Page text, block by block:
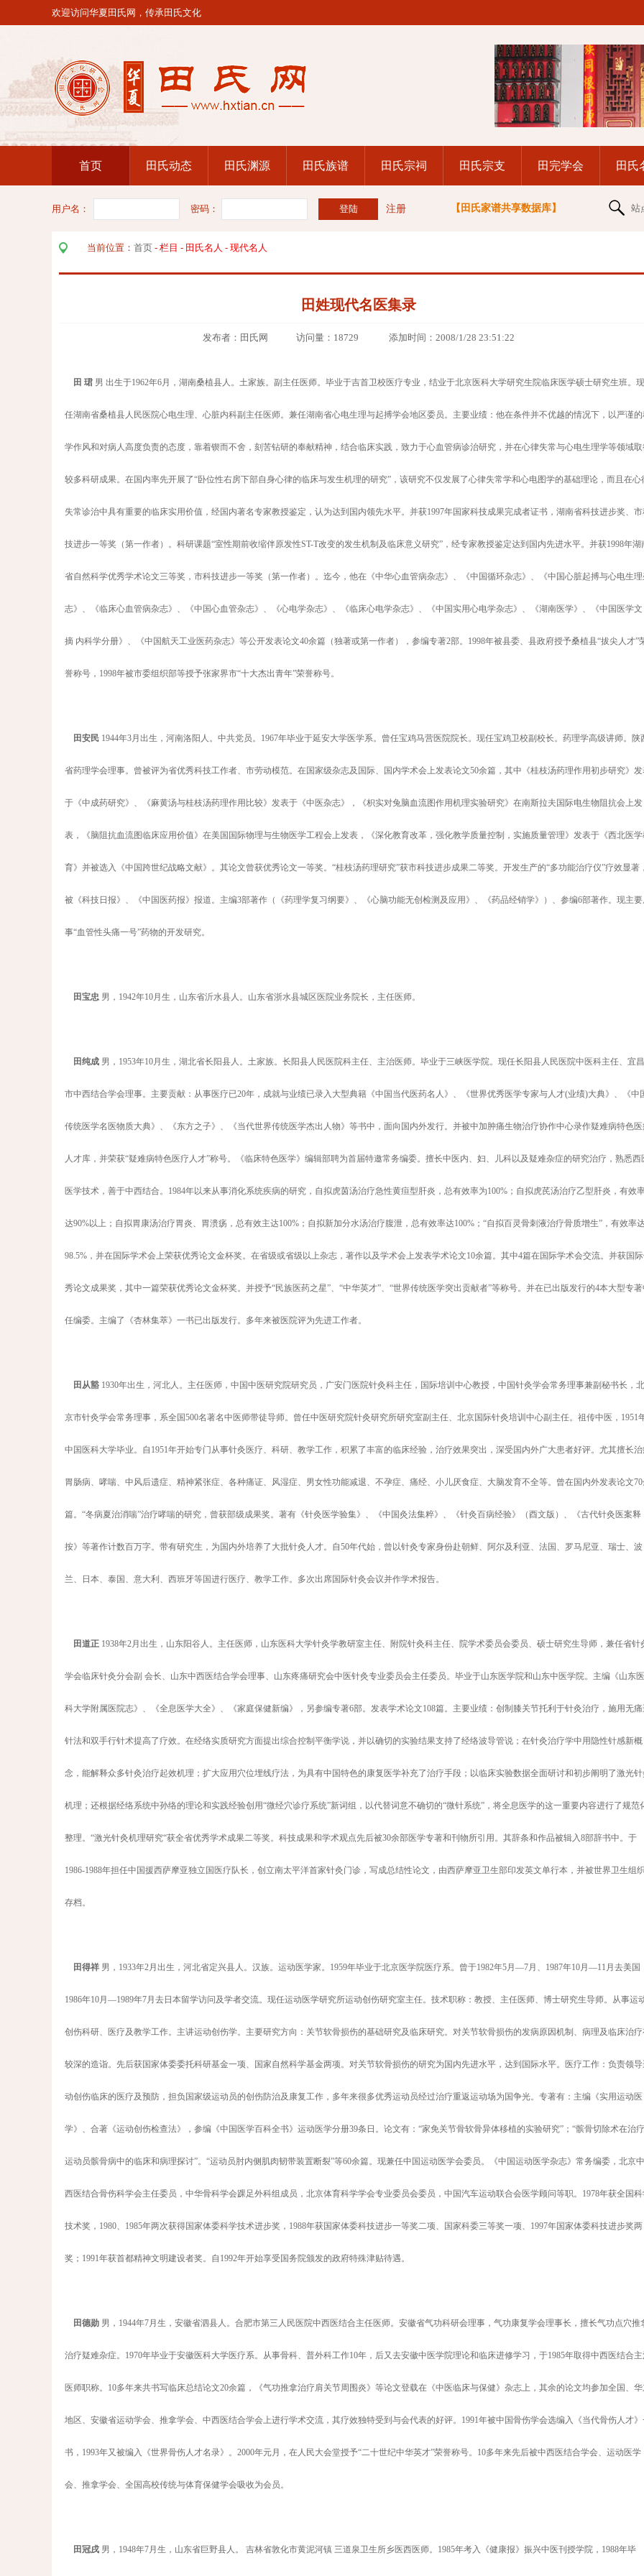
欢迎访问华夏田氏网，传承田氏文化
首页 田氏动态 田氏渊源 田氏族谱 田氏宗祠 田氏宗支 田完学会 田氏
用户名： 密码： 注册 【田氏家谱共享数据库】 站
当前位置： 首页 - 栏目 - 田氏名人 - 现代名人
田姓现代名医集录
发布者：田氏网 访问量：18729 添加时间：2008/1/28 23:51:22
田 珺 男 出生于1962年6月，湖南桑植县人。土家族。副主任医师。毕业于吉首卫校医疗专业，结业于北京医科大学研究生院临床医学硕士研究生班。现
任湖南省桑植县人民医院心电生理、心脏内科副主任医师。兼任湖南省心电生理与起搏学会地区委员。主要业绩：他在条件并不优越的情况下，以严谨
学作风和对病人高度负责的态度，靠着锲而不舍，刻苦钻研的奉献精神，结合临床实践，致力于心血管病诊治研究，并在心律失常与心电生理学等领域
较多科研成果。在国内率先开展了“卧位性右房下部自身心律的临床与发生机理的研究”，该研究不仅发展了心律失常学和心电图学的基础理论，而且在心
失常诊治中具有重要的临床实用价值，经国内著名专家教授鉴定，认为达到国内领先水平。并获1997年国家科技成果完成者证书，湖南省科技进步奖、
技进步一等奖（第一作者）。科研课题“室性期前收缩伴原发性ST-T改变的发生机制及临床意义研究”，经专家教授鉴定达到国内先进水平。并获1998年湖
省自然科学优秀学术论文三等奖，市科技进步一等奖（第一作者）。迄今，他在《中华心血管病杂志》、《中国循环杂志》、《中国心脏起搏与心电生
志》、《临床心血管病杂志》、《中国心血管杂志》、《心电学杂志》、《临床心电学杂志》、《中国实用心电学杂志》、《湖南医学》、《中国医学文
摘 内科学分册》、《中国航天工业医药杂志》等公开发表论文40余篇（独著或第一作者），参编专著2部。1998年被县委、县政府授予桑植县“拔尖人才”
誉称号，1998年被市委组织部等授予张家界市“十大杰出青年”荣誉称号。
田安民 1944年3月出生，河南洛阳人。中共党员。1967年毕业于延安大学医学系。曾任宝鸡马营医院院长。现任宝鸡卫校副校长。药理学高级讲师。陕
省药理学会理事。曾被评为省优秀科技工作者、市劳动模范。在国家级杂志及国际、国内学术会上发表论文50余篇，其中《桂枝汤药理作用初步研究》
于《中成药研究》、《麻黄汤与桂枝汤药理作用比较》发表于《中医杂志》，《枳实对兔脑血流图作用机理实验研究》在南斯拉夫国际电生物阻抗会上发
表，《脑阻抗血流图临床应用价值》在美国国际物理与生物医学工程会上发表，《深化教育改革，强化教学质量控制，实施质量管理》发表于《西北医
育》并被选入《中国跨世纪战略文献》。其论文曾获优秀论文一等奖。“桂枝汤药理研究”获市科技进步成果二等奖。开发生产的“多功能治疗仪”疗效显著，
被《科技日报》、《中国医药报》报道。主编3部著作（《药理学复习纲要》、《心脑功能无创检测及应用》、《药品经销学》）、参编6部著作。现主要
事“血管性头痛一号”药物的开发研究。
田宝忠 男，1942年10月生，山东省沂水县人。山东省浙水县城区医院业务院长，主任医师。
田纯成 男，1953年10月生，湖北省长阳县人。土家族。长阳县人民医院科主任、主治医师。毕业于三峡医学院。现任长阳县人民医院中医科主任、宜昌
市中西结合学会理事。主要贡献：从事医疗已20年，成就与业绩已录入大型典籍《中国当代医药名人》、《世界优秀医学专家与人才(业绩)大典》、《中
传统医学名医物质大典》、《东方之子》、《当代世界传统医学杰出人物》等书中，面向国内外发行。并被中加肿痛生物治疗协作中心录作疑难病特色医
人才库，并荣获“疑难病特色医疗人才”称号。《临床特色医学》编辑部聘为首届特邀常务编委。擅长中医内、妇、儿科以及疑难杂症的研究治疗，熟悉西
医学技术，善于中西结合。1984年以来从事消化系统疾病的研究，自拟虎茵汤治疗急性黄疸型肝炎，总有效率为100%；自拟虎芪汤治疗乙型肝炎，有效
达90%以上；自拟胃康汤治疗胃炎、胃溃疡，总有效主达100%；自拟新加分水汤治疗腹泄，总有效率达100%；“自拟百灵骨刺液治疗骨质增生”，有效率
98.5%，并在国际学术会上荣获优秀论文金杯奖。在省级或省级以上杂志，著作以及学术会上发表学术论文10余篇。其中4篇在国际学术会交流。并获国
秀论文成果奖，其中一篇荣获优秀论文金杯奖。并授予“民族医药之星”、“中华英才”、“世界传统医学突出贡献者”等称号。并在已出版发行的4本大型专著
任编委。主编了《杏林集萃》一书已出版发行。多年来被医院评为先进工作者。
田从豁 1930年出生，河北人。主任医师，中国中医研究院研究员，广安门医院针灸科主任，国际培训中心教授，中国针灸学会常务理事兼副秘书长，北
京市针灸学会常务理事，系全国500名著名中医师带徒导师。曾任中医研究院针灸研究所研究室副主任、北京国际针灸培训中心副主任。祖传中医，1951
中国医科大学毕业。自1951年开始专门从事针灸医疗、科研、教学工作，积累了丰富的临床经验，治疗效果突出，深受国内外广大患者好评。尤其擅长治
胃肠病、哮喘、中风后遗症、精神紧张症、各种痛证、风湿症、男女性功能减退、不孕症、痛经、小儿厌食症、大脑发育不全等。曾在国内外发表论文70
篇。“冬病夏治消喘”治疗哮喘的研究，曾获部级成果奖。著有《针灸医学验集》、《中国灸法集粹》、《针灸百病经验》（酉文版）、《古代针灸医案释
按》等著作计数百万字。带有研究生，为国内外培养了大批针灸人才。自50年代始，曾以针灸专家身份赴朝鲜、阿尔及利亚、法国、罗马尼亚、瑞士、波
兰、日本、泰国、意大利、西班牙等国进行医疗、教学工作。多次出席国际针灸会议并作学术报告。
田道正 1938年2月出生，山东阳谷人。主任医师，山东医科大学针灸学教研室主任、附院针灸科主任、院学术委员会委员、硕士研究生导师，兼任省针
学会临床针灸分会副 会长、山东中西医结合学会理事、山东疼痛研究会中医针灸专业委员会主任委员。毕业于山东医学院和山东中医学院。主编《山东医
科大学附属医院志》、《全息医学大全》、《家庭保健新编》，另参编专著6部。发表学术论文108篇。主要业绩：创制膝关节托利于针灸治疗，施用无
针法和双手行针术提高了疗效。在经络实质研究方面提出综合控制平衡学说，并以确切的实验结果支持了经络波导管说；在针灸治疗学中用隐性针感新概
念，能解释众多针灸治疗起效机理；扩大应用穴位埋线疗法，为具有中国特色的康复医学补充了治疗手段；以临床实验数据全面研讨和初步阐明了激光针
机理；还根据经络系统中孙络的理论和实践经验创用“微经穴诊疗系统”新词组，以代替词意不确切的“微针系统”，将全息医学的这一重要内容进行了规范
整理。“激光针灸机理研究“获全省优秀学术成果二等奖。科技成果和学术观点先后被30余部医学专著和刊物所引用。其辞条和作品被辑入8部辞书中。于
1986-1988年担任中国援西萨摩亚独立国医疗队长，创立南太平洋首家针灸门诊，写成总结性论文，由西萨摩亚卫生部印发英文单行本，并被世界卫生组织
存档。
田得祥 男，1933年2月出生，河北省定兴县人。汉族。运动医学家。1959年毕业于北京医学院医疗系。曾于1982年5月—7月、1987年10月—11月去美国
1986年10月—1989年7月去日本留学访问及学者交流。现任运动医学研究所运动创伤研究室主任。技术职称：教授、主任医师、博士研究生导师。从事运
创伤科研、医疗及教学工作。主讲运动创伤学。主要研究方向：关节软骨损伤的基础研究及临床研究。对关节软骨损伤的发病原因机制、病理及临床治
较深的造诣。先后获国家体委委托科研基金一项、国家自然科学基金两项。对关节软骨损伤的研究为国内先进水平，达到国际水平。医疗工作：负责领导
动创伤临床的医疗及预防，担负国家级运动员的创伤防治及康复工作，多年来很多优秀运动员经过治疗重返运动场为国争光。专著有：主编《实用运动医
学》、合著《运动创伤检查法》，参编《中国医学百科全书》运动医学分册39条日。论文有：“家免关节骨软骨异体移植的实验研究”；“髌骨切除术在治疗
运动员髌骨病中的临床和病理探讨”。“运动员肘内侧肌肉韧带装置断裂”等60余篇。现兼任中国运动医学会委员。《中国运动医学杂志》常务编委，北京中
西医结合骨伤科学会主任委员，中华骨科学会踝足外科组成员，北京体育科学学会专业委员会委员，中国汽车运动联合会医学顾问等职。1978年获全国
技术奖，1980、1985年两次获得国家体委科学技术进步奖，1988年获国家体委科技进步一等奖二项、国家科委三等奖一项、1997年国家体委科技进步奖两
奖；1991年获首都精神文明建设者奖。自1992年开始享受国务院颁发的政府特殊津贴待遇。
田德勋 男，1944年7月生，安徽省泗县人。合肥市第三人民医院中西医结合主任医师。安徽省气功科研会理事，气功康复学会理事长，擅长气功点穴推
治疗疑难杂症。1970年毕业于安徽医科大学医疗系。从事骨科、普外科工作10年，后又去安徽中医学院理论和临床进修学习，于1985年取得中西医结合
医师职称。10多年来共书写临床总结论文20余篇，《气功推拿治疗肩关节周围炎》等论文登载在《中医临床与保健》杂志上，其余的论文均参加全国、
地区、安徽省运动学会、推拿学会、中西医结合学会上进行学术交流，其疗效独特受到与会代表的好评。1991年被中国骨伤学会选编入《当代骨伤人才
书，1993年又被编入《世界骨伤人才名录》。2000年元月，在人民大会堂授予“二十世纪中华英才”荣誉称号。10多年来先后被中西医结合学会、运动医学
会、推拿学会、全国高校传统与体育保健学会吸收为会员。
田冠戌 男，1948年7月生，山东省巨野县人。 吉林省敦化市黄泥河镇 三道泉卫生所乡医西医师。1985年考入《健康报》振兴中医刊授学院，1988年毕